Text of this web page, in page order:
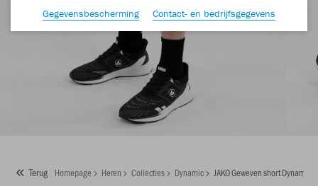
Terug Homepage Heren Collecties Dynamic JAKO Geweven short Dynamic
Gegevensbescherming
Contact- en bedrijfsgegevens